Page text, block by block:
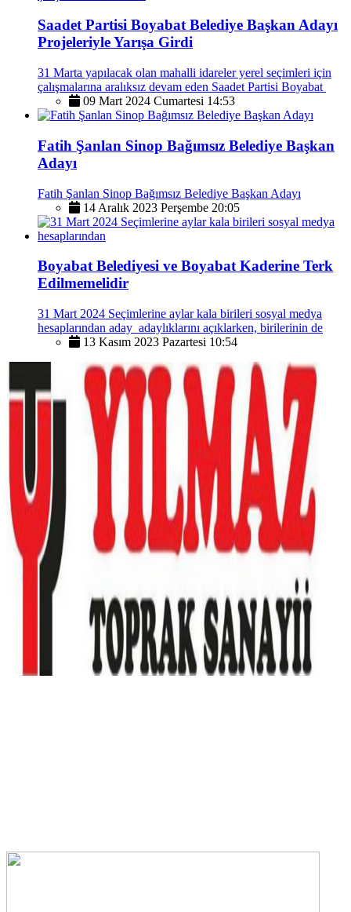
Saadet Partisi Boyabat Belediye Başkan Adayı
Projeleriyle Yarışa Girdi
31 Marta yapılacak olan mahalli idareler yerel seçimleri için
çalışmalarına aralıksız devam eden Saadet Partisi Boyabat
09 Mart 2024 Cumartesi 14:53
Fatih Şanlan Sinop Bağımsız Belediye Başkan
Adayı
Fatih Şanlan Sinop Bağımsız Belediye Başkan Adayı
14 Aralık 2023 Perşembe 20:05
Boyabat Belediyesi ve Boyabat Kaderine Terk
Edilmemelidir
31 Mart 2024 Seçimlerine aylar kala birileri sosyal medya
hesaplarından aday adaylıklarını açıklarken, birilerinin de
13 Kasım 2023 Pazartesi 10:54